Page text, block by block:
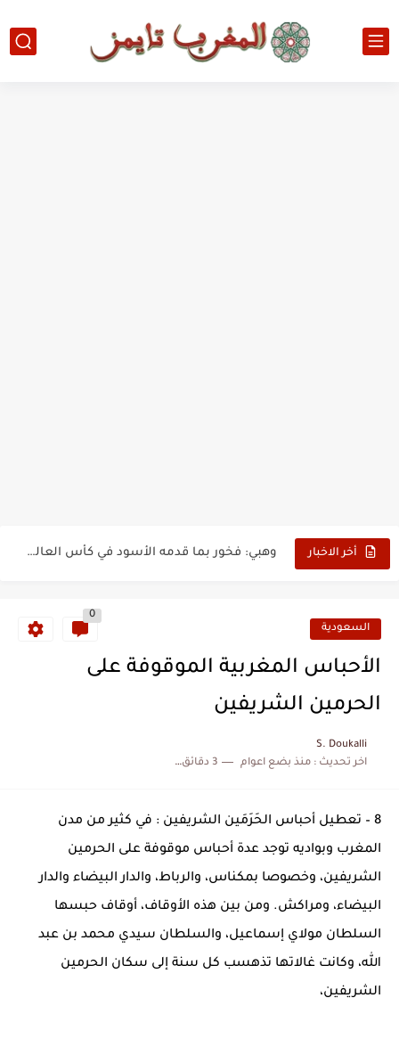
أخر الاخبار وهبي: فخور بما قدمه الأسود في كأس العالم.. والإقصاء لن...
نزهة بدوان.. أسطورة مغربية خلدت اسمها في تاريخ ألعاب القوى
الحرب الهولندية المغربية (1775-1777)
السعودية
0
الأحباس المغربية الموقوفة على
الحرمين الشريفين
S. Doukalli
اخر تحديث :منذ بضع اعوام 3 دقائق للقراءة
8 – تعطيل أحباس الحَرَمَين الشريفين : في كثير من مدن
المغرب وبواديه توجد عدة أحباس موقوفة على الحرمين
الشريفين، وخصوصا بمكناس، والرباط، والدار البيضاء والدار
البيضاء، ومراكش. ومن بين هذه الأوقاف، أوقاف حبسها
السلطان مولاي إسماعيل، والسلطان سيدي محمد بن عبد
الله، وكانت غالاتها تذهسب كل سنة إلى سكان الحرمين
الشريفين،